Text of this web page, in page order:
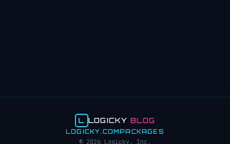
L LOGICKYBLOG
LOGICKY.COM PACKAGES
© 2026 Logicky, Inc.